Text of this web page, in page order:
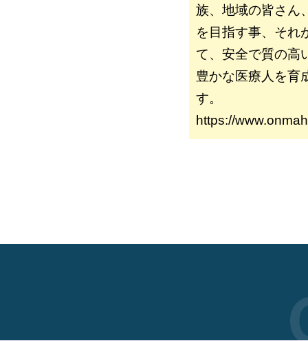
族、地域の皆さん
を目指す事、それ
て、安全で質の高
豊かな医療人を育
す。
https://